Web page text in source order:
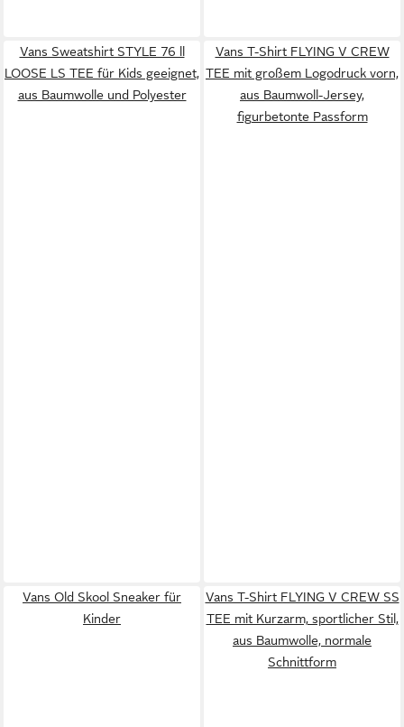
Vans Sweatshirt STYLE 76 ll
LOOSE LS TEE für Kids geeignet,
aus Baumwolle und Polyester
Vans T-Shirt FLYING V CREW
TEE mit großem Logodruck vorn,
aus Baumwoll-Jersey,
figurbetonte Passform
Vans Old Skool Sneaker für
Kinder
Vans T-Shirt FLYING V CREW SS
TEE mit Kurzarm, sportlicher Stil,
aus Baumwolle, normale
Schnittform